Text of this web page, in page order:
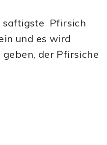
saftigste Pfirsich
und es wird
der Pfirsiche